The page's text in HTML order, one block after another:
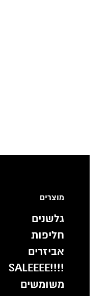
מוצרים
גלשנים
חליפות
אביזרים
!!!!SALEEEE
משומשים